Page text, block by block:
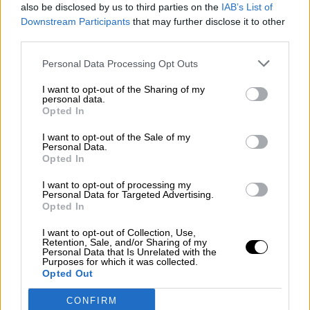
also be disclosed by us to third parties on the IAB’s List of
Downstream Participants that may further disclose it to other
Personal Data Processing Opt Outs
I want to opt-out of the Sharing of my
personal data.
Opted In
I want to opt-out of the Sale of my
Personal Data.
Opted In
I want to opt-out of processing my
Personal Data for Targeted Advertising.
Opted In
I want to opt-out of Collection, Use,
Retention, Sale, and/or Sharing of my
Personal Data that Is Unrelated with the
Purposes for which it was collected.
Opted Out
CONFIRM
La sanidad privada se desentiende del
Coronavirus
Andrea Chaparro Cayuela
Más artículos de este autor